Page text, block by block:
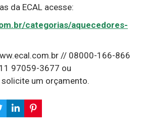
da ECAL acesse:
categorias/aquecedores-
// 08000-166-866
97059-3677 ou
solicite um orçamento.